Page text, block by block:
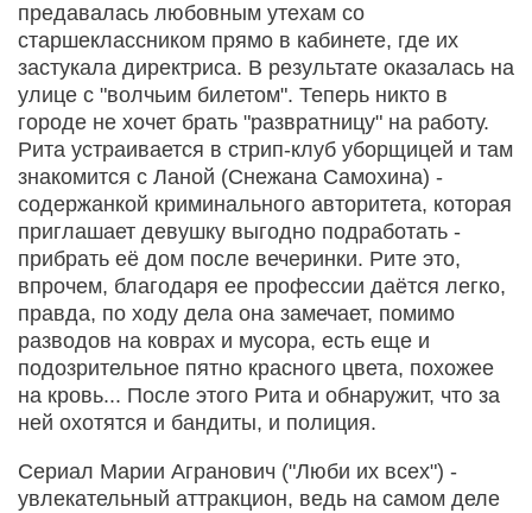
предавалась любовным утехам со
старшеклассником прямо в кабинете, где их
застукала директриса. В результате оказалась на
улице с "волчьим билетом". Теперь никто в
городе не хочет брать "развратницу" на работу.
Рита устраивается в стрип-клуб уборщицей и там
знакомится с Ланой (Снежана Самохина) -
содержанкой криминального авторитета, которая
приглашает девушку выгодно подработать -
прибрать её дом после вечеринки. Рите это,
впрочем, благодаря ее профессии даётся легко,
правда, по ходу дела она замечает, помимо
разводов на коврах и мусора, есть еще и
подозрительное пятно красного цвета, похожее
на кровь... После этого Рита и обнаружит, что за
ней охотятся и бандиты, и полиция.
Сериал Марии Агранович ("Люби их всех") -
увлекательный аттракцион, ведь на самом деле